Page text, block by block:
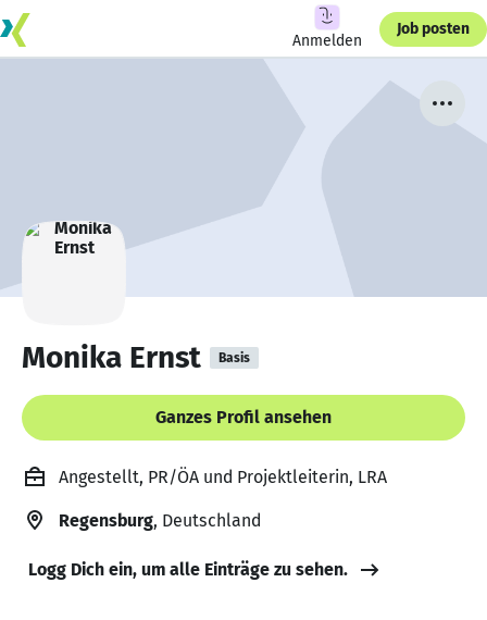
Anmelden
Job posten
Monika Ernst Basis
Ganzes Profil ansehen
Angestellt, PR/ÖA und Projektleiterin, LRA
Regensburg, Deutschland
Logg Dich ein, um alle Einträge zu sehen.